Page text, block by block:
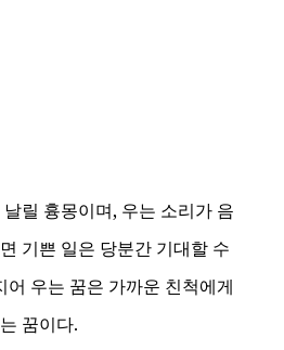
릴 흉몽이며, 우는 소리가 음
기쁜 일은 당분간 기대할 수
어 우는 꿈은 가까운 친척에게
꿈이다.